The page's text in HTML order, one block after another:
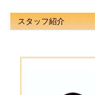
スタッフ紹介